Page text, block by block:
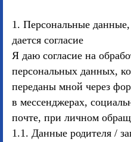
1. Персональные
дается согласие
Я даю согласие на
персональных данных,
переданы мной через
в мессенджерах,
почте, при личном
1.1. Данные родителя /